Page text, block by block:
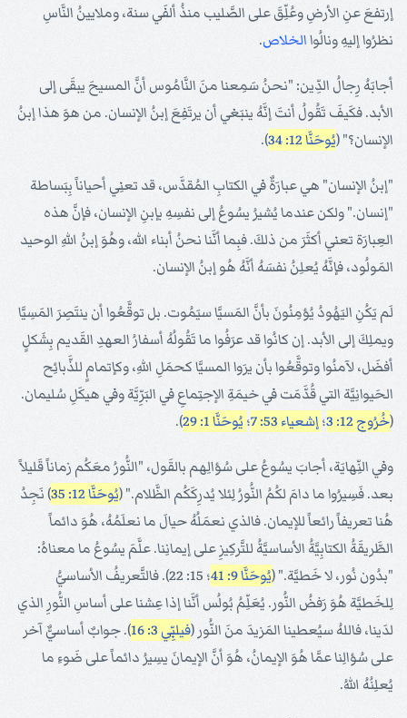
إرتفعَ عنِ الأرضِ وعُلِّقَ على الصَّليب منذُ ألفَي سنة، وملايينُ النَّاسِ
نظرُوا إليهِ ونالُواالخلاص.
أجابَهُ رِجالُ الدِّين: "نحنُ سَمِعنا منَ النَّامُوس أنَّ المسيحَ يبقَى إلى
الأبد. فكَيفَ تَقُولُ أنتَ إنَّهُ ينبَغي أن يرتَفِعَ إبنُ الإنسان. من هوَ هذا إبنُ
الإنسان؟" (يُوحَنَّا 12: 34 ).
"إبنُ الإنسان" هي عبارَةٌ في الكتابِ المُقدَّس، قد تعنِي أحياناً بِبَساطة
"إنسان." ولكن عندما يُشيرُ يسُوعُ إلى نفسِهِ بإبنِ الإنسان، فإنَّ هذه
العِبارَة تعني أكثَرَ من ذلكَ. فبِما أنَّنا نحنُ أبناء الله، وهُوَ إبنُ اللهِ الوحيد
المَولُود، فإنَّهُ يُعلِنُ نفسَهُ أنَّهُ هُو إبنُ الإنسان.
لَم يَكُنِ اليَهُودُ يُؤمِنُونَ بأنَّ المَسيَّا سيَمُوت. بل توقَّعُوا أن ينتَصِرَ المَسِيَّا
ويملِكَ إلى الأبد. إن كانُوا قد عرَفُوا ما تَقُولُهُ أسفارُ العهدِ القَديم بِشَكلٍ
أفضَل، لآمنُوا وتوقَّعُوا بأن يرَوا المسيَّا كحمَلِ اللهِ، وكإتمامٍ للذَّبائِح
الحَيوانِيَّة التي قُدَّمَت في خيمَةِ الإجتِماعِ في البَرِّيَّة وفي هيكَلِ سُليمان.
(خُرُوج 12: 3 ؛إشعياء 53: 7 ؛ يُوحَنَّا 1: 29 ).
وفي النِّهايَة، أجابَ يسُوعُ على سُؤالِهم بالقَول، "النُّورُ معَكُم زماناً قَليلاً
بعد. فَسِيرُوا ما دامَ لكُمُ النُّورُ لِئلا يُدرِكَكُم الظَّلام." (يُوحَنَّا 12: 35
) نَجِدُ
هُنا تعريفاً رائعاً للإيمان. فالذي نعمَلُهُ حيالَ ما نعلَمُهُ، هُوَ دائماً
الطَّريقَةُ الكتابِيَّةُ الأساسيَّةُ للتَّركِيزِ على إيمانِنا. علَّمَ يسُوعُ ما معناهُ:
"بدُون نُور، لا خَطيَّة." (يُوحَنَّا 9: 41
؛ 15: 22). فالتَّعريفُ الأساسيُّ
لِلخَطيَّة هُوَ رَفضُ النُّور. يُعَلِّمُ بُولُس أنَّنا إذا عِشنا على أساسِ النُّورِ الذي
لدَينا، فاللهُ سيُعطينا المَزيدَ منَ النُّور (فيلبِّي 3: 16
). جوابٌ أساسيٌّ آخر
على سُؤالِنا عمَّا هُوَ الإيمانُ، هُوَ أنَّ الإيمانَ يسِيرُ دائماً على ضَوءِ ما
يُعلِنُهُ اللهُ.